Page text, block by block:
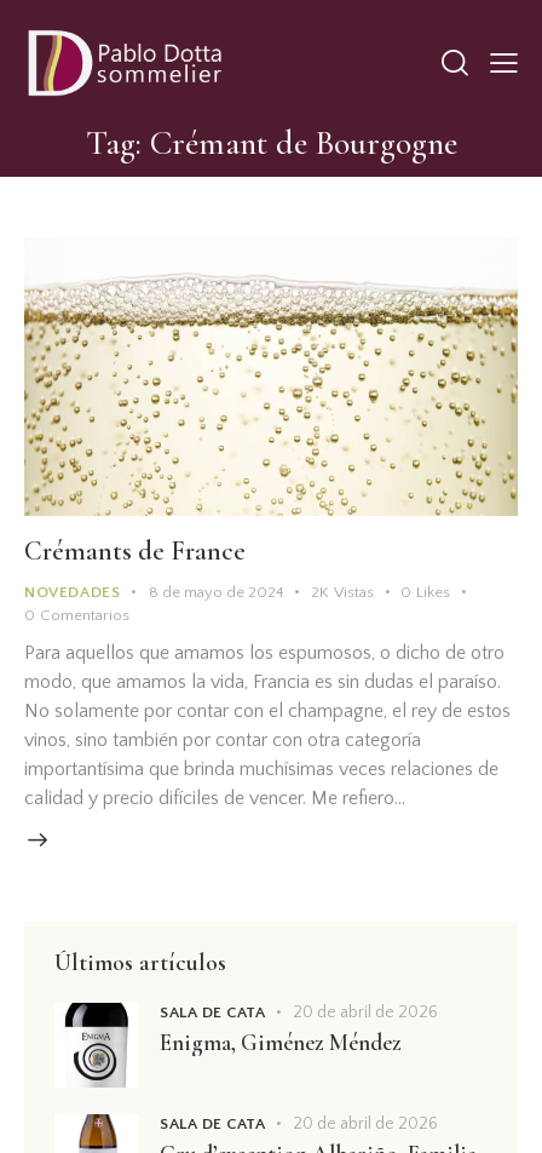
Tag: Crémant de Bourgogne
Crémants de France
NOVEDADES 8 de mayo de 2024 2K Vistas 0 Likes
0 Comentarios
Para aquellos que amamos los espumosos, o dicho de otro
modo, que amamos la vida, Francia es sin dudas el paraíso.
No solamente por contar con el champagne, el rey de estos
vinos, sino también por contar con otra categoría
importantísima que brinda muchísimas veces relaciones de
calidad y precio difíciles de vencer. Me refiero…
Últimos artículos
SALA DE CATA 20 de abril de 2026
Enigma, Giménez Méndez
SALA DE CATA 20 de abril de 2026